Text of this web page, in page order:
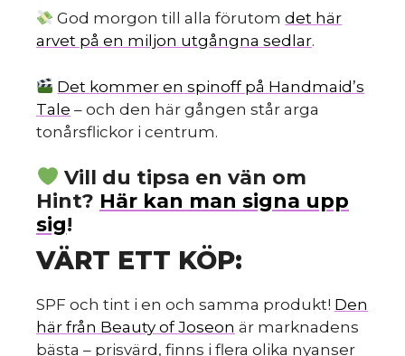
God morgon till alla förutomdet här
arvet på en miljon utgångna sedlar.
Det kommer en spinoff på Handmaid’s
Tale – och den här gången står arga
tonårsflickor i centrum.
Vill du tipsa en vän om
Hint? Här kan man signa upp
sig!
VÄRT ETT KÖP:
SPF och tint i en och samma produkt! Den
här från Beauty of Joseon är marknadens
bästa – prisvärd, finns i flera olika nyanser